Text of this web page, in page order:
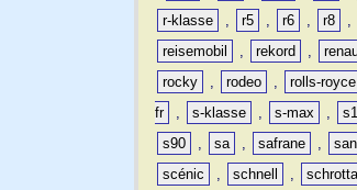
r-klasse
, r5 , r6 , r8 ,
reisemobil
, rekord ,
rocky
, rodeo , rolls-royce
fr
, s-klasse , s-max , s1
s90
, sa , safrane ,
scénic
, schnell ,